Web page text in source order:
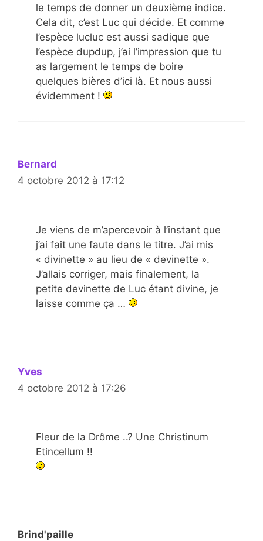
le temps de donner un deuxième indice.
Cela dit, c’est Luc qui décide. Et comme
l’espèce lucluc est aussi sadique que
l’espèce dupdup, j’ai l’impression que tu
as largement le temps de boire
quelques bières d’ici là. Et nous aussi
évidemment !
Bernard
4 octobre 2012 à 17:12
Je viens de m’apercevoir à l’instant que
j’ai fait une faute dans le titre. J’ai mis
« divinette » au lieu de « devinette ».
J’allais corriger, mais finalement, la
petite devinette de Luc étant divine, je
laisse comme ça …
Yves
4 octobre 2012 à 17:26
Fleur de la Drôme ..? Une Christinum
Etincellum !!
Brind'paille